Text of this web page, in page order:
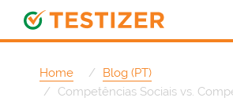
Home
Blog (PT)
Competências Sociais vs.